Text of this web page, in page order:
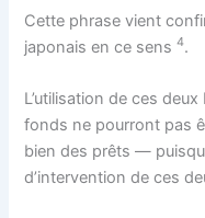
Cette phrase vient
japonais en ce sens4.
L’utilisation de ces
fonds ne pourront pas
bien des prêts —
d’intervention de ces